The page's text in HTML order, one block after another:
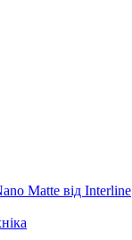
Matte від Interline